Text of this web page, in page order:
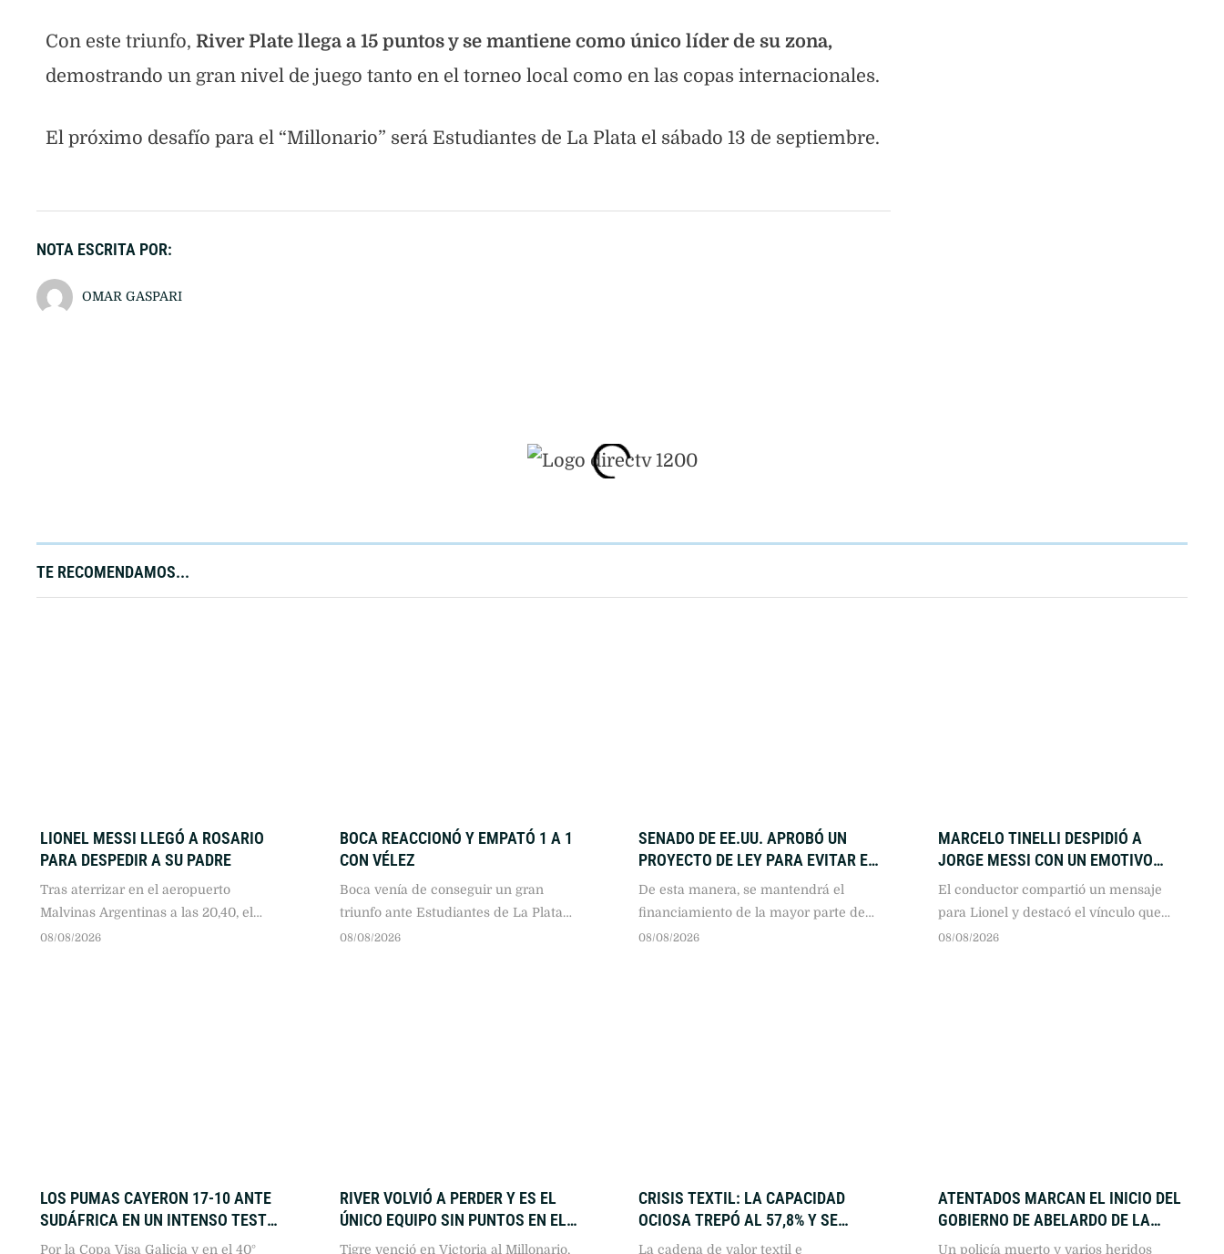
Con este triunfo, River Plate llega a 15 puntos y se mantiene como único líder de su zona,
demostrando un gran nivel de juego tanto en el torneo local como en las copas internacionales.
El próximo desafío para el “Millonario” será Estudiantes de La Plata el sábado 13 de septiembre.
NOTA ESCRITA POR:
OMAR GASPARI
TE RECOMENDAMOS...
LIONEL MESSI LLEGÓ A ROSARIO
PARA DESPEDIR A SU PADRE
Tras aterrizar en el aeropuerto
Malvinas Argentinas a las 20,40, el
capitán del Seleccionado se dirigió
08/08/2026
BOCA REACCIONÓ Y EMPATÓ 1 A 1
CON VÉLEZ
Boca venía de conseguir un gran
triunfo ante Estudiantes de La Plata
que le permitió dejar atrás el mal
08/08/2026
SENADO DE EE.UU. APROBÓ UN
PROYECTO DE LEY PARA EVITAR EL
CIERRE DEL GOBIERNO
De esta manera, se mantendrá el
financiamiento de la mayor parte de
las operaciones.
08/08/2026
MARCELO TINELLI DESPIDIÓ A
JORGE MESSI CON UN EMOTIVO
RECUERDO
El conductor compartió un mensaje
para Lionel y destacó el vínculo que
mantuvo con el padre del capitán
08/08/2026
LOS PUMAS CAYERON 17-10 ANTE
SUDÁFRICA EN UN INTENSO TEST
MATCH EN VÉLEZ
Por la Copa Visa Galicia y en el 40°
RIVER VOLVIÓ A PERDER Y ES EL
ÚNICO EQUIPO SIN PUNTOS EN EL
CLAUSURA
Tigre venció en Victoria al Millonario,
CRISIS TEXTIL: LA CAPACIDAD
OCIOSA TREPÓ AL 57,8% Y SE
PERDIERON MÁS DE 25.000
La cadena de valor textil e
ATENTADOS MARCAN EL INICIO DEL
GOBIERNO DE ABELARDO DE LA
ESPRIELLA EN COLOMBIA
Un policía muerto y varios heridos